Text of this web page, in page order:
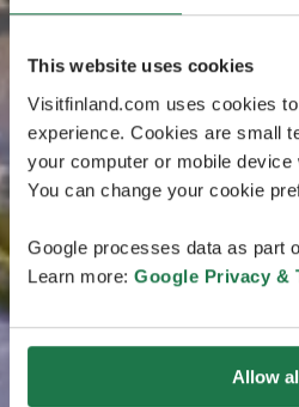
This website uses cookies
Visitfinland.com uses cookies
experience. Cookies are small
your computer or mobile
You can change your cookie
Google processes data as part
Learn more: Google Privacy &
Allow